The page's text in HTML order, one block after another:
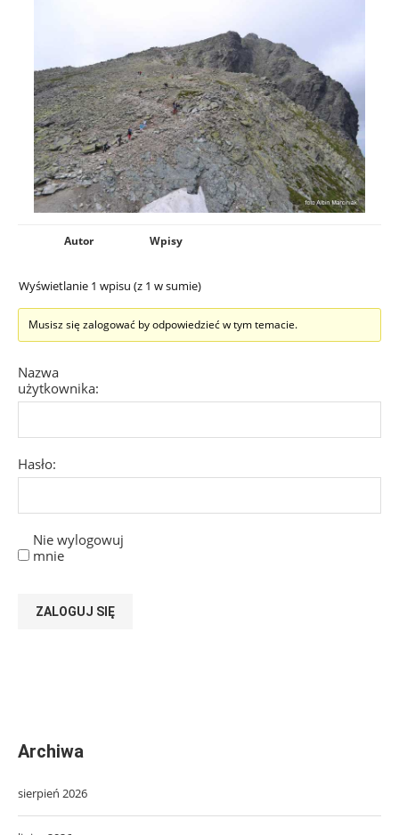
Autor Wpisy
Wyświetlanie 1 wpisu (z 1 w sumie)
Musisz się zalogować by odpowiedzieć w tym temacie.
Nazwa
użytkownika:
Hasło:
Nie wylogowuj
mnie
ZALOGUJ SIĘ
Archiwa
sierpień 2026